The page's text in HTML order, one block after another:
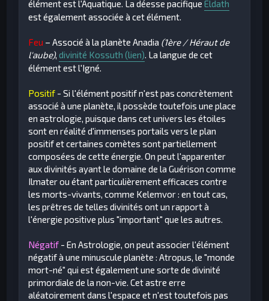
élément est l'Aquatique. La déesse pacifiqueEldath
est également associée à cet élément.
Feu – Associé à la planète Anadia (1ère / Héraut de
l'aube),divinité Kossuth (lien). La langue de cet
élément est l'Igné.
Positif - Si l'élément positif n'est pas concrètement
associé à une planète, il possède toutefois une place
en astrologie, puisque dans cet univers les étoiles
sont en réalité d'immenses portails vers le plan
positif et certaines comètes sont partiellement
composées de cette énergie. On peut l'apparenter
aux divinités ayant le domaine de la Guérison comme
Ilmater ou étant particulièrement efficaces contre
les morts-vivants, comme Kelemvor : en tout cas,
les prêtres de telles divinités ont un rapport à
l'énergie positive plus "important" que les autres.
Négatif - En Astrologie, on peut associer l'élément
négatif à une minuscule planète : Atropus, le "monde
mort-né" qui est également une sorte de divinité
primordiale de la non-vie. Cet astre erre
aléatoirement dans l'espace et n'est toutefois pas